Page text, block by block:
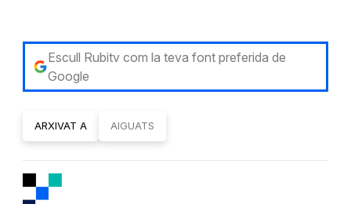
Escull Rubitv com la teva font preferida de
Google
ARXIVAT A AIGUATS